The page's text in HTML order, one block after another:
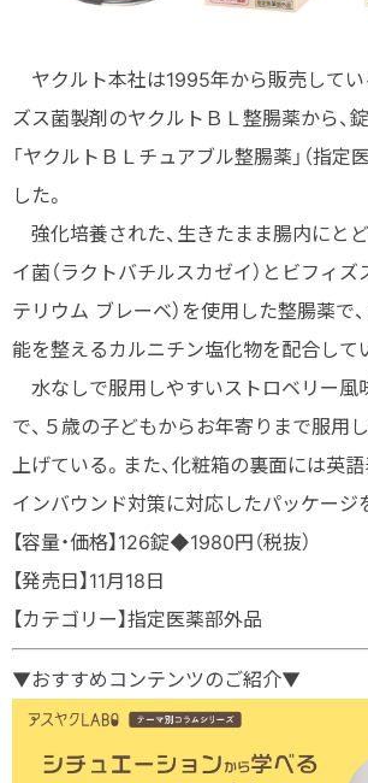
ヤクルト本社は1995年から販売してい
ズス菌製剤のヤクルトＢＬ整腸薬から、
「ヤクルトＢＬチュアブル整腸薬」（指定
した。
強化培養された、生きたまま腸内にと
イ菌（ラクトバチルスカゼイ）とビフィズ
テリウム ブレーベ）を使用した整腸薬で
能を整えるカルニチン塩化物を配合して
水なしで服用しやすいストロベリー風
で、５歳の子どもからお年寄りまで服用
上げている。また、化粧箱の裏面には英語
インバウンド対策に対応したパッケージ
【容量・価格】126錠◆1980円（税抜）
【発売日】11月18日
【カテゴリー】指定医薬部外品
▼おすすめコンテンツのご紹介▼